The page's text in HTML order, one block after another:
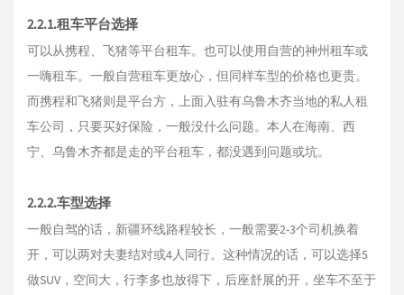
2.2.1.租车平台选择
可以从携程、飞猪等平台租车。也可以使用自营的神州租车或
一嗨租车。一般自营租车更放心，但同样车型的价格也更贵。
而携程和飞猪则是平台方，上面入驻有乌鲁木齐当地的私人租
车公司，只要买好保险，一般没什么问题。本人在海南、西
宁、乌鲁木齐都是走的平台租车，都没遇到问题或坑。
2.2.2.车型选择
一般自驾的话，新疆环线路程较长，一般需要2-3个司机换着
开，可以两对夫妻结对或4人同行。这种情况的话，可以选择5
做SUV，空间大，行李多也放得下，后座舒展的开，坐车不至于